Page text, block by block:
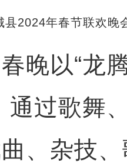
县2024年春节联欢
以“龙腾
通过歌舞
、杂技